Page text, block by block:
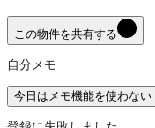
この物件を共有する
自分メモ
今日はメモ機能を使わない